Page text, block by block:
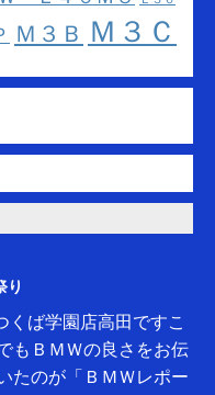
Ｍ３Ｂ Ｍ３Ｃ
り
くば学園店高田ですこ
もＢＭＷの良さをお伝
たのが「ＢＭＷレポー